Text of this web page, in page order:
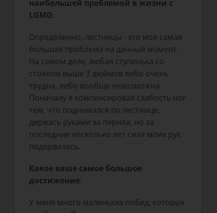
наибольшей проблемой в жизни с
LGMD:
Определенно, лестницы - это моя самая
большая проблема на данный момент.
На самом деле, любая ступенька со
стояком выше 3 дюймов либо очень
трудна, либо вообще невозможна.
Поначалу я компенсировал слабость ног
тем, что поднимался по лестнице,
держась руками за перила, но за
последние несколько лет сила моих рук
подорвалась.
Какое ваше самое большое
достижение:
У меня много маленьких побед, которых